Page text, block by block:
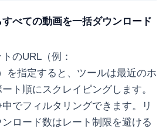
べての動画を一括ダウンロード
のURL（例：
を指定すると、ツールは最近のホ
ト順にスクレイピングします。
中でフィルタリングできます。リ
ロード数はレート制限を避ける